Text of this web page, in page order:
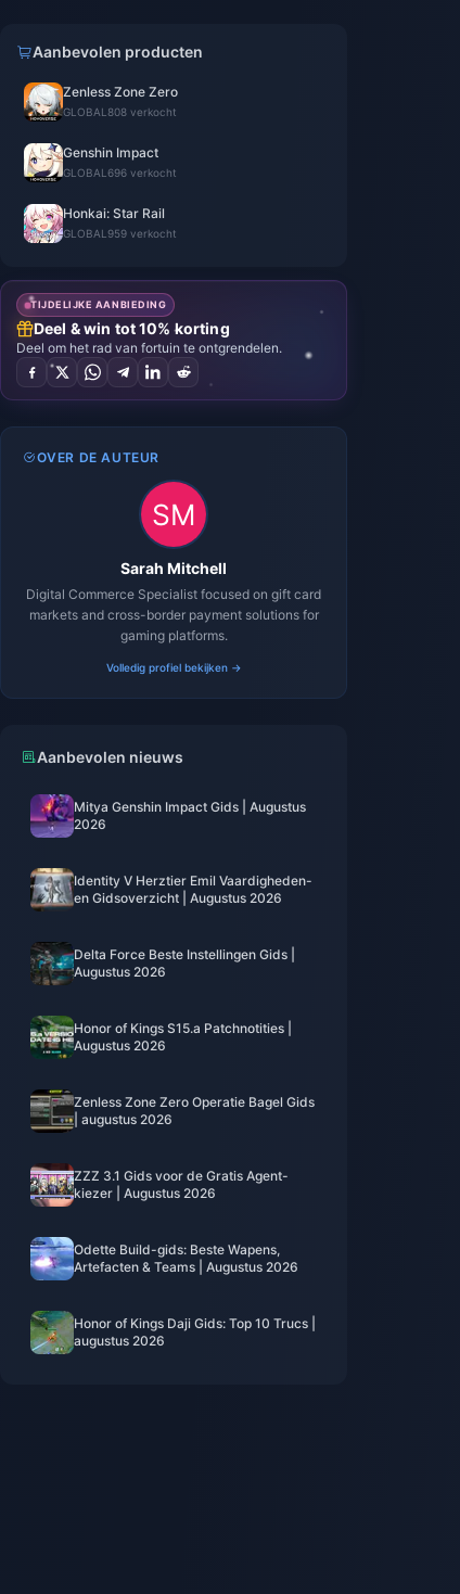
Aanbevolen producten
Zenless Zone Zero
GLOBAL 808 verkocht
Genshin Impact
GLOBAL 696 verkocht
Honkai: Star Rail
GLOBAL 959 verkocht
TIJDELIJKE AANBIEDING
Deel & win tot 10% korting
Deel om het rad van fortuin te ontgrendelen.
OVER DE AUTEUR
Sarah Mitchell
Digital Commerce Specialist focused on gift card
markets and cross-border payment solutions for
gaming platforms.
Volledig profiel bekijken →
Aanbevolen nieuws
Mitya Genshin Impact Gids | Augustus
2026
Identity V Herztier Emil Vaardigheden-
en Gidsoverzicht | Augustus 2026
Delta Force Beste Instellingen Gids |
Augustus 2026
Honor of Kings S15.a Patchnotities |
Augustus 2026
Zenless Zone Zero Operatie Bagel Gids
| augustus 2026
ZZZ 3.1 Gids voor de Gratis Agent-
kiezer | Augustus 2026
Odette Build-gids: Beste Wapens,
Artefacten & Teams | Augustus 2026
Honor of Kings Daji Gids: Top 10 Trucs |
augustus 2026